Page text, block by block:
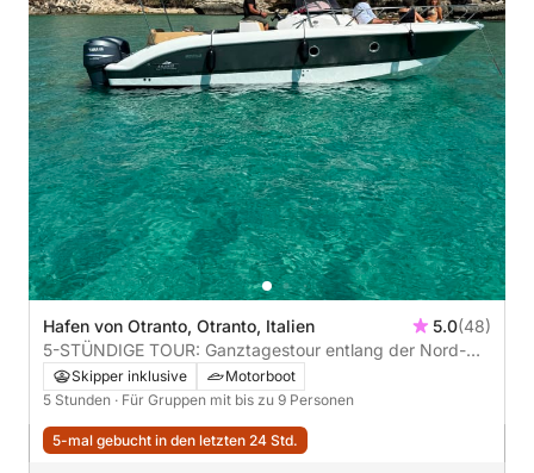
Hafen von Otranto, Otranto, Italien 5.0(48)
5-STÜNDIGE TOUR: Ganztagestour entlang der Nord-
und Südküste mit Gourmet-Mittagessen **empfohlen**
Skipper inklusive
Motorboot
5 Stunden · Für Gruppen mit bis zu 9 Personen
5-mal gebucht in den letzten 24 Std.